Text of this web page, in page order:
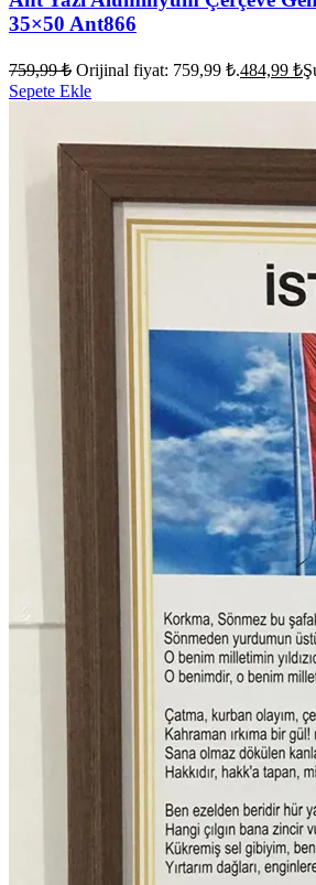
35×50 Ant866
759,99₺ Orijinal fiyat: 759,99 ₺.484,99 ₺
Sepete Ekle